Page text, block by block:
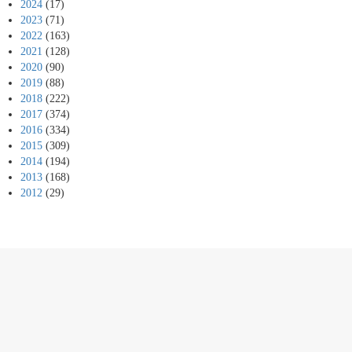
2024 (17)
2023 (71)
2022 (163)
2021 (128)
2020 (90)
2019 (88)
2018 (222)
2017 (374)
2016 (334)
2015 (309)
2014 (194)
2013 (168)
2012 (29)